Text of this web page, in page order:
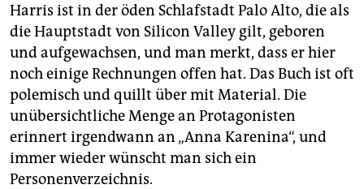
Harris ist in der öden Schlafstadt Palo Alto, die als
die Hauptstadt von Silicon Valley gilt, geboren
und aufgewachsen, und man merkt, dass er hier
noch einige Rechnungen offen hat. Das Buch ist oft
polemisch und quillt über mit Material. Die
unübersichtliche Menge an Protagonisten
erinnert irgendwann an „Anna Karenina“, und
immer wieder wünscht man sich ein
Personenverzeichnis.